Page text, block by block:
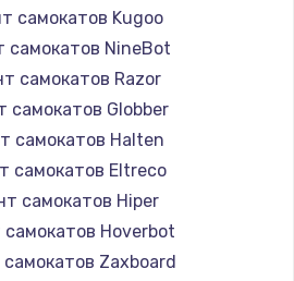
самокатов Kugoo
самокатов NineBot
самокатов Razor
самокатов Globber
самокатов Halten
самокатов Eltreco
самокатов Hiper
Hoverbot
Zaxboard